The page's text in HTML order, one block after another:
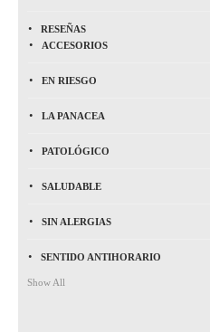
RESEÑAS
ACCESORIOS
EN RIESGO
LA PANACEA
PATOLÓGICO
SALUDABLE
SIN ALERGIAS
SENTIDO ANTIHORARIO
Show All